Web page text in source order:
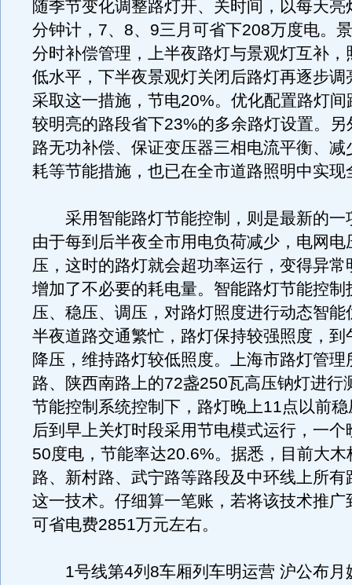
随季节变化调整路灯开、关时间，以每天亮
分钟计，7、8、9三月可省下208万度电。
分时补偿管理，上半夜路灯与景观灯互补，
低水平，下半夜景观灯关闭后路灯再逐步调
采取这一措施，节电20%。优化配置路灯间
较明亮的路段省下23%的多余路灯设置。另
路无功补偿、保证变压器三相电流平衡、减
耗等节能措施，也已在全市道路照明中实现
采用智能路灯节能控制，则是最新的一
由于每到后半夜全市用电负荷减少，电网电
压，这时的路灯就会超功率运行，变得异常
增加了不必要的耗电量。智能路灯节能控制
压、稳压、调压，对路灯照度进行动态智能
半夜道路交通繁忙，路灯保持较强照度，到
降压，维持路灯较低照度。上海市路灯管理
路、陕西南路上的72盏250瓦高压钠灯进行
节能控制系统控制下，路灯晚上11点以前
后到早上关灯时段采用节电模式运行，一个
50度电，节能率达20.6%。据悉，目前大木
路、新村路、武宁路等路段及中环线上所有
这一技术。仔细算一笔账，若将该技术推广
可省电费2851万元左右。
1号线第4列8车厢列车明运营 沪公布月